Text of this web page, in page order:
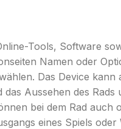
Tools, Software
Namen oder
Das Device kann
Aussehen des Rads
bei dem Rad auch
eines Spiels